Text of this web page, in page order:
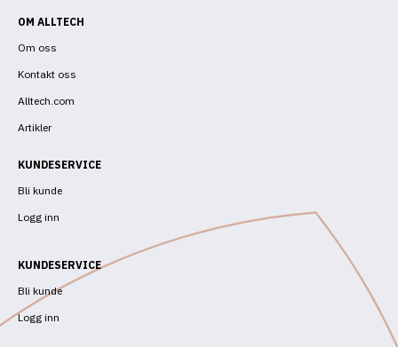
OM ALLTECH
Om oss
Kontakt oss
Alltech.com
Artikler
KUNDESERVICE
Bli kunde
Logg inn
KUNDESERVICE
Bli kunde
Logg inn